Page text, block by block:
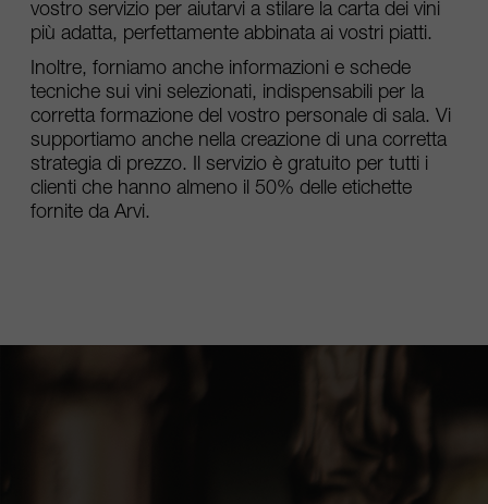
vostro servizio per aiutarvi a stilare la carta dei vini
più adatta, perfettamente abbinata ai vostri piatti.
Inoltre, forniamo anche informazioni e schede
tecniche sui vini selezionati, indispensabili per la
corretta formazione del vostro personale di sala. Vi
supportiamo anche nella creazione di una corretta
strategia di prezzo. Il servizio è gratuito per tutti i
clienti che hanno almeno il 50% delle etichette
fornite da Arvi.